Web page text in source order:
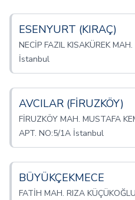
ESENYURT (KIRAÇ)
NECİP FAZIL KISAKÜREK
İstanbul
AVCILAR (FİRUZKÖY)
FİRUZKÖY MAH. MUSTAFA
APT. NO:5/1A İstanbul
BÜYÜKÇEKMECE
FATİH MAH. RIZA